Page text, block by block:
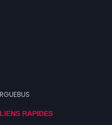
LIENS RAPIDES